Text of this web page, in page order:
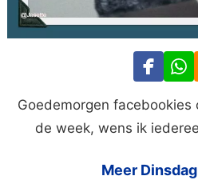
Goedemorgen
de week, wens ik
Meer